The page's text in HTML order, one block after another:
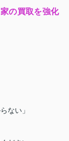
の買取を強化
ない」